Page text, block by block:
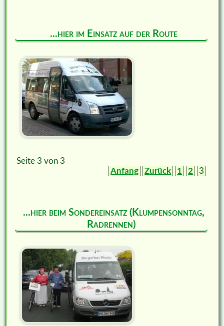
...hier im Einsatz auf der Route
Seite 3 von 3
Anfang
Zurück 1 2 3
...hier beim Sondereinsatz (Klumpensonntag,
Radrennen)